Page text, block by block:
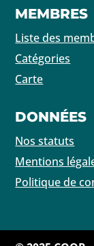
MEMBRES
Liste des
Catégories
Carte
DONNÉES
Nos statuts
Mentions
Politique de